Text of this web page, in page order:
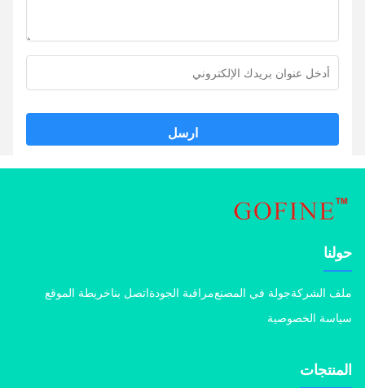
ارسل
الشركةجولة في المصنعمراقبة الجودةاتصل بناخريطة الموقع
الخصوصية